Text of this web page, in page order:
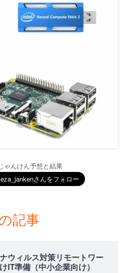
ント雨予
温・湿
ゃんけん予想と結果
記事
ウィルス対策リモートワー
IT準備（中小企業向け）